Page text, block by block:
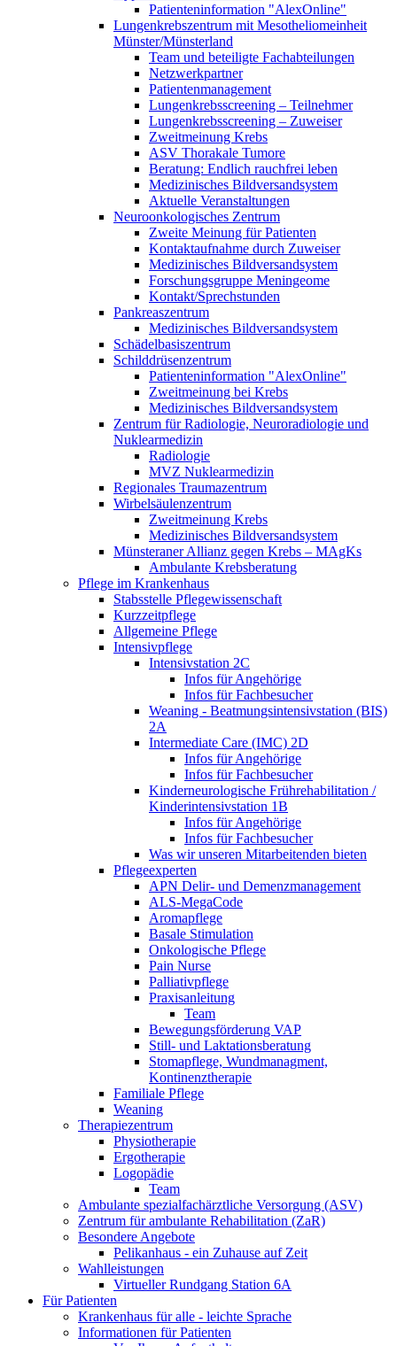
Patienteninformation "AlexOnline"
Lungenkrebszentrum mit Mesotheliomeinheit
Münster/Münsterland
Team und beteiligte Fachabteilungen
Netzwerkpartner
Patientenmanagement
Lungenkrebsscreening – Teilnehmer
Lungenkrebsscreening – Zuweiser
Zweitmeinung Krebs
ASV Thorakale Tumore
Beratung: Endlich rauchfrei leben
Medizinisches Bildversandsystem
Aktuelle Veranstaltungen
Neuroonkologisches Zentrum
Zweite Meinung für Patienten
Kontaktaufnahme durch Zuweiser
Medizinisches Bildversandsystem
Forschungsgruppe Meningeome
Kontakt/Sprechstunden
Pankreaszentrum
Medizinisches Bildversandsystem
Schädelbasiszentrum
Schilddrüsenzentrum
Patienteninformation "AlexOnline"
Zweitmeinung bei Krebs
Medizinisches Bildversandsystem
Zentrum für Radiologie, Neuroradiologie und
Nuklearmedizin
Radiologie
MVZ Nuklearmedizin
Regionales Traumazentrum
Wirbelsäulenzentrum
Zweitmeinung Krebs
Medizinisches Bildversandsystem
Münsteraner Allianz gegen Krebs – MAgKs
Ambulante Krebsberatung
Pflege im Krankenhaus
Stabsstelle Pflegewissenschaft
Kurzzeitpflege
Allgemeine Pflege
Intensivpflege
Intensivstation 2C
Infos für Angehörige
Infos für Fachbesucher
Weaning - Beatmungsintensivstation (BIS)
2A
Intermediate Care (IMC) 2D
Infos für Angehörige
Infos für Fachbesucher
Kinderneurologische Frührehabilitation /
Kinderintensivstation 1B
Infos für Angehörige
Infos für Fachbesucher
Was wir unseren Mitarbeitenden bieten
Pflegeexperten
APN Delir- und Demenzmanagement
ALS-MegaCode
Aromapflege
Basale Stimulation
Onkologische Pflege
Pain Nurse
Palliativpflege
Praxisanleitung
Team
Bewegungsförderung VAP
Still- und Laktationsberatung
Stomapflege, Wundmanagment,
Kontinenztherapie
Familiale Pflege
Weaning
Therapiezentrum
Physiotherapie
Ergotherapie
Logopädie
Team
Ambulante spezialfachärztliche Versorgung (ASV)
Zentrum für ambulante Rehabilitation (ZaR)
Besondere Angebote
Pelikanhaus - ein Zuhause auf Zeit
Wahlleistungen
Virtueller Rundgang Station 6A
Für Patienten
Krankenhaus für alle - leichte Sprache
Informationen für Patienten